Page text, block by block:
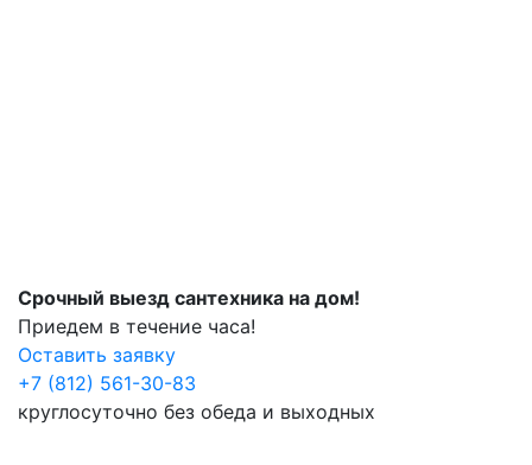
Срочный выезд сантехника на дом!
Приедем в течение часа!
Оставить заявку
+7 (812) 561-30-83
круглосуточно без обеда и выходных